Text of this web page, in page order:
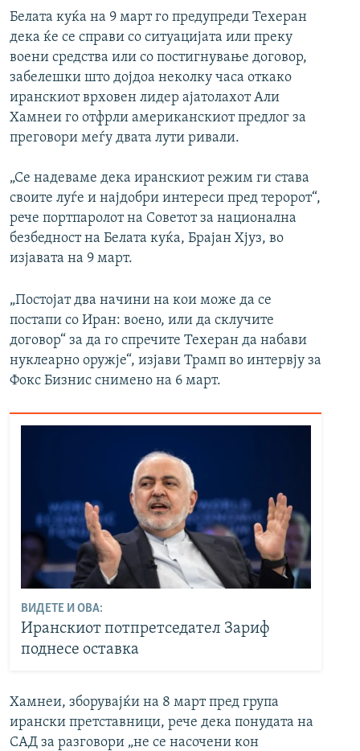
Белата куќа на 9 март го предупреди Техеран
дека ќе се справи со ситуацијата или преку
воени средства или со постигнување договор,
забелешки што дојдоа неколку часа откако
иранскиот врховен лидер ајатолахот Али
Хамнеи го отфрли американскиот предлог за
преговори меѓу двата лути ривали.
„Се надеваме дека иранскиот режим ги става
своите луѓе и најдобри интереси пред теророт“,
рече портпаролот на Советот за национална
безбедност на Белата куќа, Брајан Хјуз, во
изјавата на 9 март.
„Постојат два начини на кои може да се
постапи со Иран: воено, или да склучите
договор“ за да го спречите Техеран да набави
нуклеарно оружје“, изјави Трамп во интервју за
Фокс Бизнис снимено на 6 март.
ВИДЕТЕ И ОВА:
Иранскиот потпретседател Зариф
поднесе оставка
Хамнеи, зборувајќи на 8 март пред група
ирански претставници, рече дека понудата на
САД за разговори „не се насочени кон